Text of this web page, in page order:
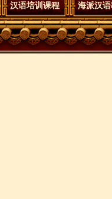
汉语培训课程 海派汉